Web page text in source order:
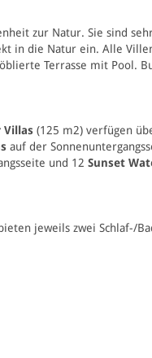
zur Natur. Sie sind
in die Natur ein. Alle
Terrasse mit Pool.
Villas (125 m2) verfügen
auf der
und 12 Sunset
jeweils zwei Schlaf-/